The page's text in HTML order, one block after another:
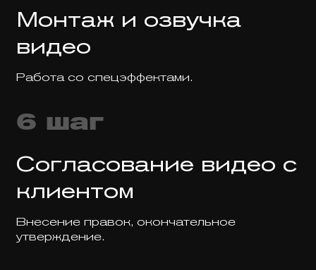
Монтаж и озвучка
видео
Работа со спецэффектами.
6 шаг
Согласование видео с
клиентом
Внесение правок, окончательное
утверждение.